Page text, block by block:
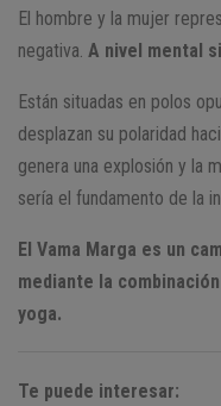
El hombre y la mujer
negativa. A nivel mental
Están situadas en polos
desplazan su polaridad
genera una explosión y la
sería el fundamento de la
El Vama Marga es un
mediante la
yoga.
Te puede interesar: